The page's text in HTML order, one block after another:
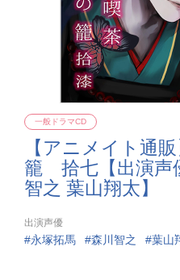
【アニメイト通
籠 拾七【出演声
智之 葉山翔太】
一般ドラマCD
出演声優
永塚拓馬 森川智之 葉山